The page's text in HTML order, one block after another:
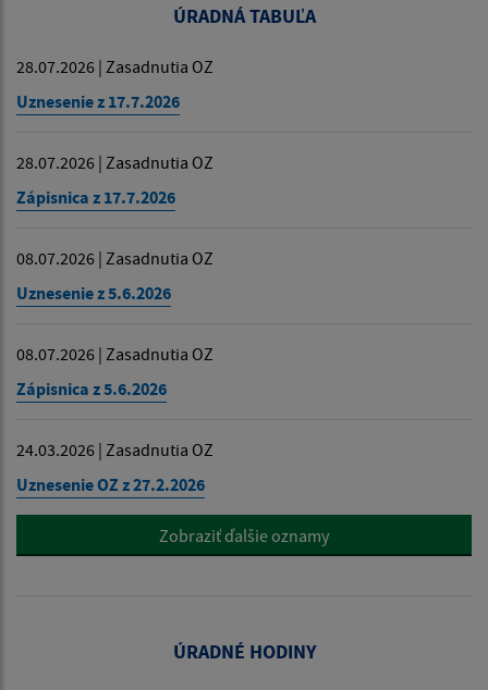
ÚRADNÁ TABUĽA
28.07.2026 | Zasadnutia OZ
Uznesenie z 17.7.2026
28.07.2026 | Zasadnutia OZ
Zápisnica z 17.7.2026
08.07.2026 | Zasadnutia OZ
Uznesenie z 5.6.2026
08.07.2026 | Zasadnutia OZ
Zápisnica z 5.6.2026
24.03.2026 | Zasadnutia OZ
Uznesenie OZ z 27.2.2026
Zobraziť ďalšie oznamy
ÚRADNÉ HODINY